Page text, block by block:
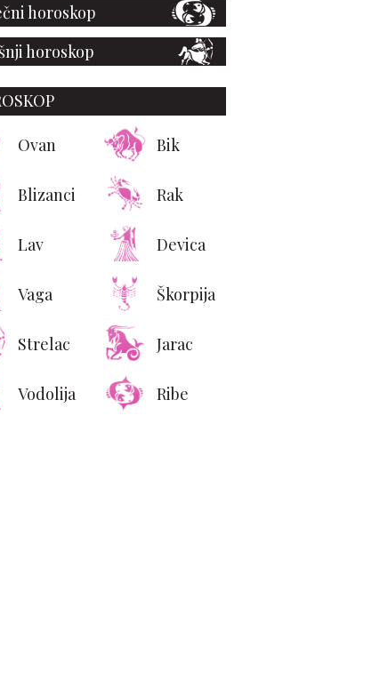
Hong Kong butik
i izgleda kao
galerija luksuza
horoskop
horoskop
Ovan Bik
Blizanci Rak
Lav Devica
Vaga Škorpija
Strelac Jarac
Vodolija Ribe